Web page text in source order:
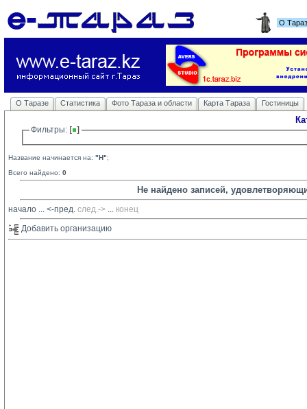
О
О Таразе Статистика Фото Тараза и области Карта Тараза Гостиницы
Фильтры:
Название начинается на: "H";
Всего найдено: 0
Не найдено записей,
начало ... <-пред. след.-> ... конец
Добавить организацию